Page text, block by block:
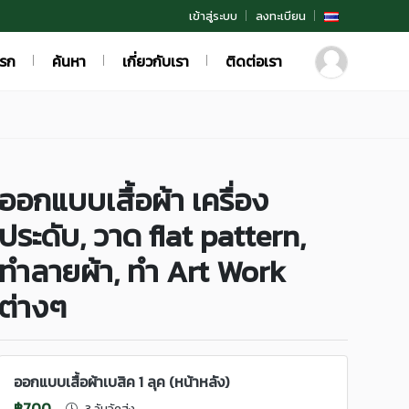
เข้าสู่ระบบ ลงทะเบียน
ก ค้นหา เกี่ยวกับเรา ติดต่อเรา
อกแบบเสื้อผ้า เครื่อง
ระดับ, วาด flat pattern,
ำลายผ้า, ทำ Art Work
างๆ
ออกแบบเสื้อผ้าเบสิค 1 ลุค (หน้าหลัง)